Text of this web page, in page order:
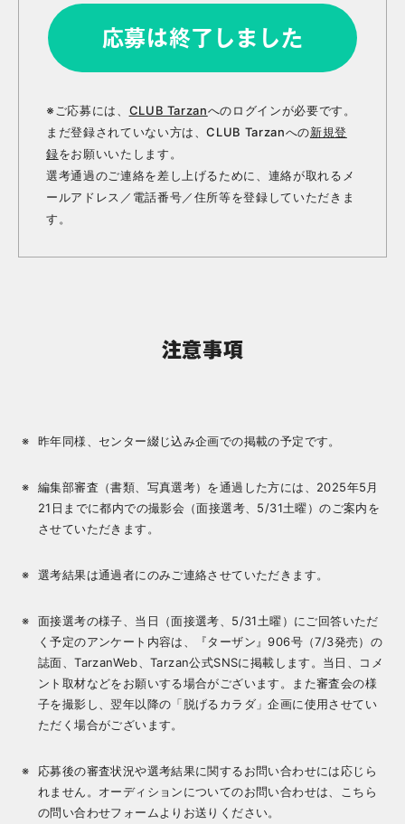
応募は終了しました
※ご応募には、 CLUB Tarzanへのログインが必要です。
まだ登録されていない方は、CLUB Tarzanへの新規登
録をお願いいたします。
選考通過のご連絡を差し上げるために、連絡が取れるメ
ールアドレス／電話番号／住所等を登録していただきま
す。
注意事項
昨年同様、センター綴じ込み企画での掲載の予定です。
編集部審査（書類、写真選考）を通過した方には、2025年5月
21日までに都内での撮影会（面接選考、5/31土曜）のご案内を
させていただきます。
選考結果は通過者にのみご連絡させていただきます。
面接選考の様子、当日（面接選考、5/31土曜）にご回答いただ
く予定のアンケート内容は、『ターザン』906号（7/3発売）の
誌面、TarzanWeb、Tarzan公式SNSに掲載します。当日、コメ
ント取材などをお願いする場合がございます。また審査会の様
子を撮影し、翌年以降の「脱げるカラダ」企画に使用させてい
ただく場合がございます。
応募後の審査状況や選考結果に関するお問い合わせには応じら
れません。オーディションについてのお問い合わせは、こちら